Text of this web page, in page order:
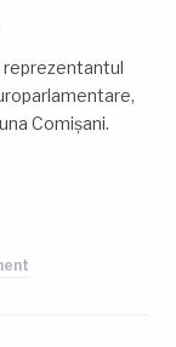
reprezentantul
Comișani.